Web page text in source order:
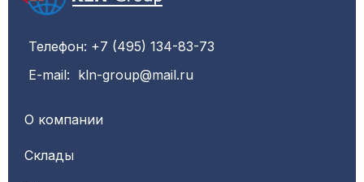
Телефон: +7 (495) 134-83-73
E-mail: kln-group@mail.ru
О компании
Склады